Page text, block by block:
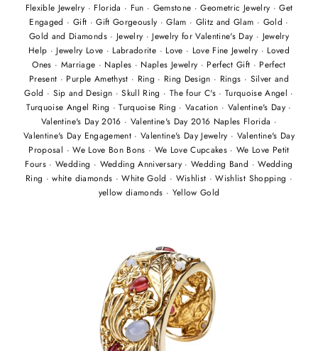
Flexible Jewelry · Florida · Fun · Gemstone ·Geometric Jewelry ·Get
Engaged · Gift ·Gift Gorgeously ·Glam · Glitz and Glam · Gold ·
Gold and Diamonds · Jewelry · Jewelry for Valentine's Day · Jewelry
Help · Jewelry Love · Labradorite · Love · Love Fine Jewelry · Loved
Ones · Marriage · Naples · Naples Jewelry · Perfect Gift · Perfect
Present · Purple Amethyst · Ring · Ring Design · Rings · Silver and
Gold · Sip and Design ·Skull Ring · The four C's · Turquoise Angel ·
Turquoise Angel Ring ·Turquoise Ring ·Vacation · Valentine's Day ·
Valentine's Day 2016 · Valentine's Day 2016 Naples Florida ·
Valentine's Day Engagement · Valentine's Day Jewelry · Valentine's Day
Proposal ·We Love Bon Bons · We Love Cupcakes ·We Love Petit
Fours ·Wedding · Wedding Anniversary ·Wedding Band ·Wedding
Ring ·white diamonds ·White Gold · Wishlist ·Wishlist Shopping ·
yellow diamonds · Yellow Gold